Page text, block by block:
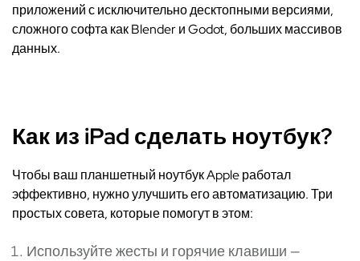
приложений с исключительно десктопными версиями,
сложного софта как Blender и Godot, больших массивов
данных.
Как из iPad сделать ноутбук?
Чтобы ваш планшетный ноутбук Apple работал
эффективно, нужно улучшить его автоматизацию. Три
простых совета, которые помогут в этом:
Используйте жесты и горячие клавиши —